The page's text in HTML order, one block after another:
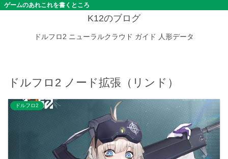
ゲームのあれこれを書くところ
K12のブログ
ドルフロ2 ニューラルクラウド ガイド 人形データ
ドルフロ2 ノード拡張（リンド）
ドルフロ2